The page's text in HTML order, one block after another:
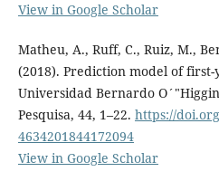
View in Google Scholar
Matheu, A., Ruff, C., Ruiz, M.,
(2018). Prediction model of
Universidad Bernardo
Pesquisa, 44, 1–22. https://
4634201844172094
View in Google Scholar